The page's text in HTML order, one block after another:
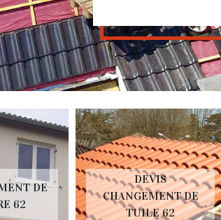
DE
62
DEVIS
CHANGEMENT DE
TUILE 62